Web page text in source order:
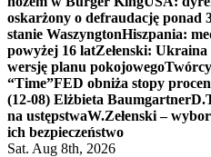
oskarżony o defraudację ponad
stanie WaszyngtonHiszpania:
powyżej 16 latZełenski:
wersję planu pokojowego
“Time”FED obniża stopy
(12-08) Elżbieta Baumgartner
na ustępstwaW.Zełenski –
ich bezpieczeństwo
Sat. Aug 8th, 2026